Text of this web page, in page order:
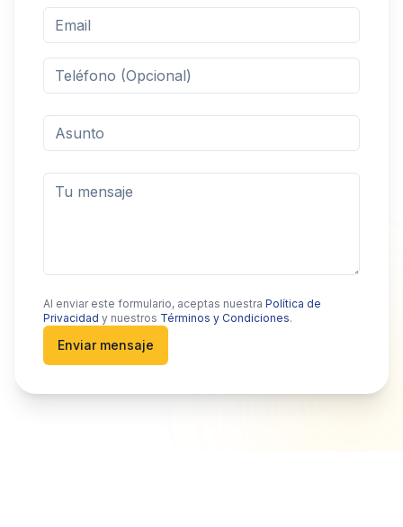
Al enviar este formulario, aceptas nuestra Política de
Privacidad y nuestros Términos y Condiciones.
Enviar mensaje